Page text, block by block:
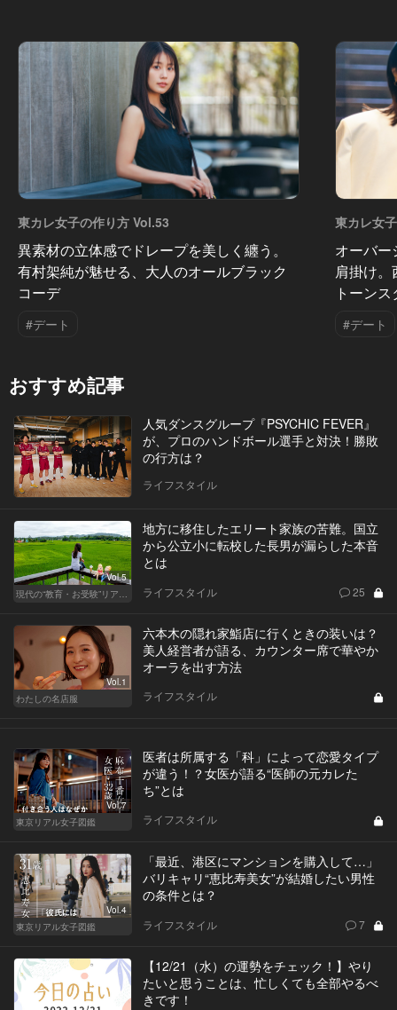
東カレ女子の作り方 Vol.53
異素材の立体感でドレープを美しく纏う。
有村架純が魅せる、大人のオールブラック
コーデ
#デート
東カレ女
オーバ
肩掛け
トーン
#デート
おすすめ記事
人気ダンスグループ『PSYCHIC FEVER』
が、プロのハンドボール選手と対決！勝敗
の行方は？
ライフスタイル
Vol.5
現代の“教育・お受験”リアルドキュメント
地方に移住したエリート家族の苦難。国立
から公立小に転校した長男が漏らした本音
とは
ライフスタイル 25
Vol.1
わたしの名店服
六本木の隠れ家鮨店に行くときの装いは？
美人経営者が語る、カウンター席で華やか
オーラを出す方法
ライフスタイル
Vol.7
東京リアル女子図鑑
医者は所属する「科」によって恋愛タイプ
が違う！？女医が語る“医師の元カレた
ち”とは
ライフスタイル
Vol.4
東京リアル女子図鑑
「最近、港区にマンションを購入して…」
バリキャリ“恵比寿美女”が結婚したい男性
の条件とは？
ライフスタイル 7
【12/21（水）の運勢をチェック！】やり
たいと思うことは、忙しくても全部やるべ
きです！